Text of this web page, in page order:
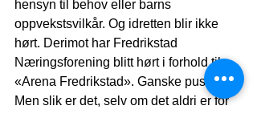
hensyn til behov eller barns
oppvekstsvilkår. Og idretten blir ikke
hørt. Derimot har Fredrikstad
Næringsforening blitt hørt i forhold til
«Arena Fredrikstad». Ganske pussig.
Men slik er det, selv om det aldri er for